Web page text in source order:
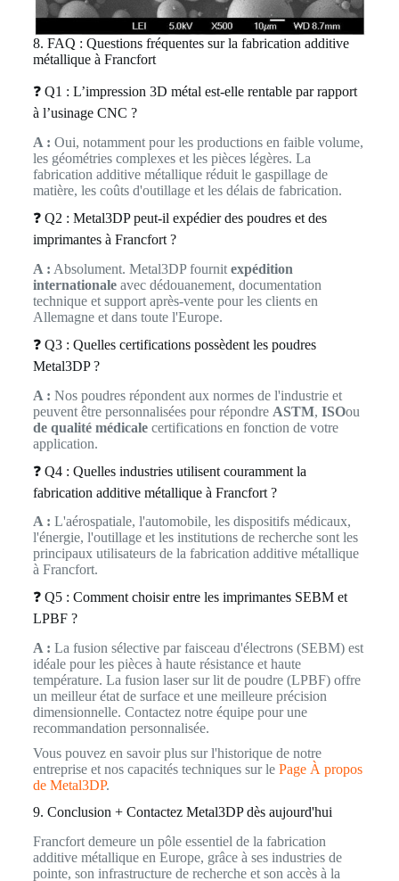
8. FAQ : Questions fréquentes sur la fabrication additive
métallique à Francfort
❓ Q1 : L’impression 3D métal est-elle rentable par rapport
à l’usinage CNC ?
A : Oui, notamment pour les productions en faible volume,
les géométries complexes et les pièces légères. La
fabrication additive métallique réduit le gaspillage de
matière, les coûts d'outillage et les délais de fabrication.
❓ Q2 : Metal3DP peut-il expédier des poudres et des
imprimantes à Francfort ?
A : Absolument. Metal3DP fournit expédition
internationaleavec dédouanement, documentation
technique et support après-vente pour les clients en
Allemagne et dans toute l'Europe.
❓ Q3 : Quelles certifications possèdent les poudres
Metal3DP ?
A : Nos poudres répondent aux normes de l'industrie et
peuvent être personnalisées pour répondre ASTM, ISOou
de qualité médicalecertifications en fonction de votre
application.
❓ Q4 : Quelles industries utilisent couramment la
fabrication additive métallique à Francfort ?
A : L'aérospatiale, l'automobile, les dispositifs médicaux,
l'énergie, l'outillage et les institutions de recherche sont les
principaux utilisateurs de la fabrication additive métallique
à Francfort.
❓ Q5 : Comment choisir entre les imprimantes SEBM et
LPBF ?
A : La fusion sélective par faisceau d'électrons (SEBM) est
idéale pour les pièces à haute résistance et haute
température. La fusion laser sur lit de poudre (LPBF) offre
un meilleur état de surface et une meilleure précision
dimensionnelle. Contactez notre équipe pour une
recommandation personnalisée.
Vous pouvez en savoir plus sur l'historique de notre
entreprise et nos capacités techniques sur le Page À propos
de Metal3DP.
9. Conclusion + Contactez Metal3DP dès aujourd'hui
Francfort demeure un pôle essentiel de la fabrication
additive métallique en Europe, grâce à ses industries de
pointe, son infrastructure de recherche et son accès à la